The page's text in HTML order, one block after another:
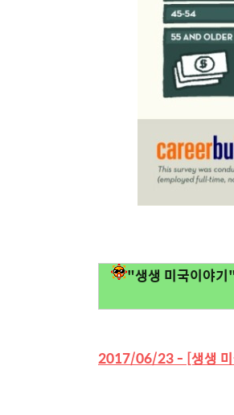
"생생 미국이야기
2017/06/23 - [생생 미